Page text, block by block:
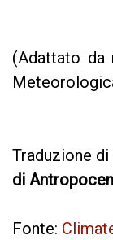
(Adattato da
Traduzione di
di
Fonte: